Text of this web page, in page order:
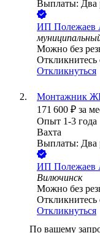
Выплаты: Два
ИП Полежаев
Можно без
Откликнитесь
Откликнуться
Монтажник
171 600 ₽ за
Опыт 1-3 года
Вахта
Выплаты: Два
ИП Полежаев
Вилючинск
Можно без
Откликнитесь
Откликнуться
По вашему